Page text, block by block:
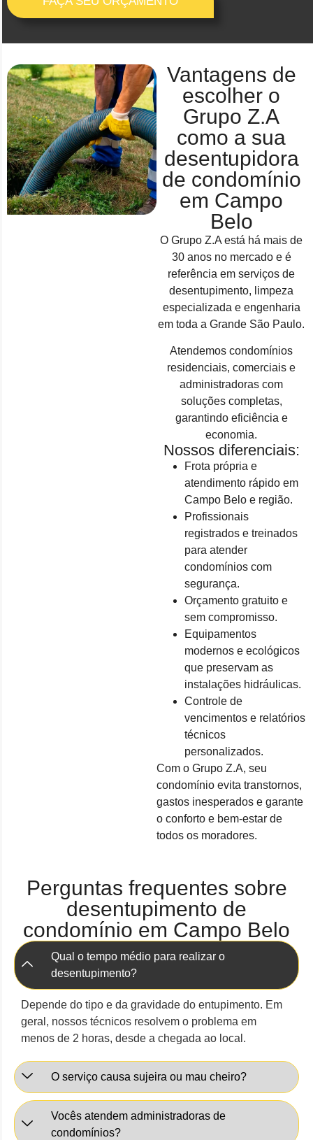
Vantagens de
escolher o
Grupo Z.A
como a sua
desentupidora
de condomínio
em Campo
Belo
O Grupo Z.A está há mais de
30 anos no mercado e é
referência em serviços de
desentupimento, limpeza
especializada e engenharia
em toda a Grande São Paulo.
Atendemos condomínios
residenciais, comerciais e
administradoras com
soluções completas,
garantindo eficiência e
economia.
Nossos diferenciais:
Frota própria e
atendimento rápido em
Campo Belo e região.
Profissionais
registrados e treinados
para atender
condomínios com
segurança.
Orçamento gratuito e
sem compromisso.
Equipamentos
modernos e ecológicos
que preservam as
instalações hidráulicas.
Controle de
vencimentos e relatórios
técnicos
personalizados.
Com o Grupo Z.A, seu
condomínio evita transtornos,
gastos inesperados e garante
o conforto e bem-estar de
todos os moradores.
Perguntas frequentes sobre
desentupimento de
condomínio em Campo Belo
Qual o tempo médio para realizar o
desentupimento?
Depende do tipo e da gravidade do entupimento. Em
geral, nossos técnicos resolvem o problema em
menos de 2 horas, desde a chegada ao local.
O serviço causa sujeira ou mau cheiro?
Vocês atendem administradoras de
condomínios?